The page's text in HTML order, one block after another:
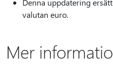
Denna uppdatering
valutan euro.
Mer